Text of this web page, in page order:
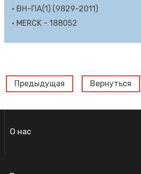
· ВН-ПА(1) (9829-2011)
· MERCK - 188052
Предыдущая Вернуться
О нас